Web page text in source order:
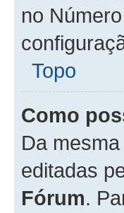
no
Topo
Como
Da
editadas
Fórum.